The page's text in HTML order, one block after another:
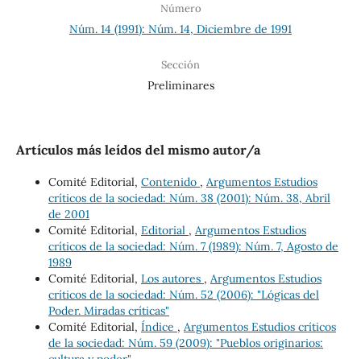
Número
Núm. 14 (1991): Núm. 14, Diciembre de 1991
Sección
Preliminares
Artículos más leídos del mismo autor/a
Comité Editorial, Contenido , Argumentos Estudios
críticos de la sociedad: Núm. 38 (2001): Núm. 38, Abril
de 2001
Comité Editorial, Editorial , Argumentos Estudios
críticos de la sociedad: Núm. 7 (1989): Núm. 7, Agosto de
1989
Comité Editorial, Los autores , Argumentos Estudios
críticos de la sociedad: Núm. 52 (2006): "Lógicas del
Poder. Miradas críticas"
Comité Editorial, Índice , Argumentos Estudios críticos
de la sociedad: Núm. 59 (2009): "Pueblos originarios: